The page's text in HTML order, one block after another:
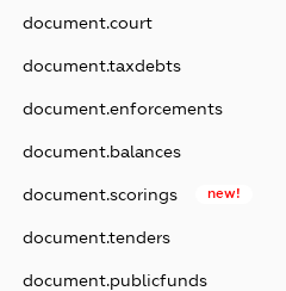
document.court
document.taxdebts
document.enforcements
document.balances
document.scorings new!
document.tenders
document.publicfunds